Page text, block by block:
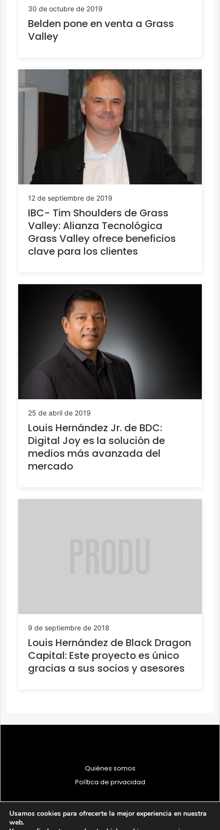
30 de octubre de 2019
Belden pone en venta a Grass
Valley
12 de septiembre de 2019
IBC- Tim Shoulders de Grass
Valley: Alianza Tecnológica
Grass Valley ofrece beneficios
clave para los clientes
25 de abril de 2019
Louis Hernández Jr. de BDC:
Digital Joy es la solución de
medios más avanzada del
mercado
9 de septiembre de 2018
Louis Hernández de Black Dragon
Capital: Este proyecto es único
gracias a sus socios y asesores
Quiénes somos
Política de privacidad
Usamos cookies para ofrecerte la mejor experiencia en nuestra
web.